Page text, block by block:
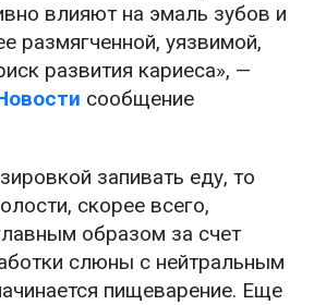
влияют на эмаль зубов и
размягченной, уязвимой,
развития кариеса», —
сообщение
запивать еду, то
скорее всего,
образом за счет
слюны с нейтральным
пищеварение. Еще